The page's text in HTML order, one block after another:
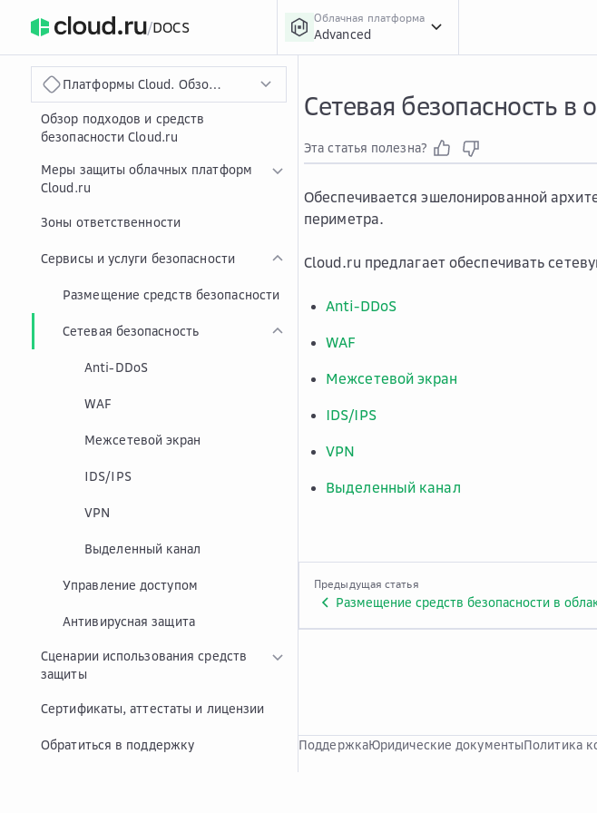
/DOCS
Облачная платформа
Advanced
Платформы Cloud. Обзор подходов и средств безопасности
Обзор подходов и средств
безопасности Cloud.ru
Меры защиты облачных платформ
Cloud.ru
Зоны ответственности
Сервисы и услуги безопасности
Размещение средств безопасности
Сетевая безопасность
Anti-DDoS
WAF
Межсетевой экран
IDS/IPS
VPN
Выделенный канал
Управление доступом
Антивирусная защита
Сценарии использования средств
защиты
Сертификаты, аттестаты и лицензии
Обратиться в поддержку
Сетевая безопасность в
Эта статья полезна?
Обеспечивается эшелонированной
периметра.
Cloud.ru предлагает обеспечивать
Anti-DDoS
WAF
Межсетевой экран
IDS/IPS
VPN
Выделенный канал
Предыдущая статья
Размещение средств безопасности в
ПоддержкаЮридические документыПолитика